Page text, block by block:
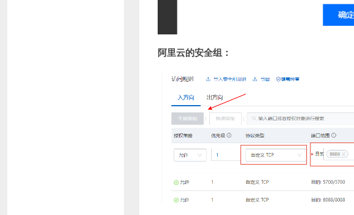
阿里云的安全组：